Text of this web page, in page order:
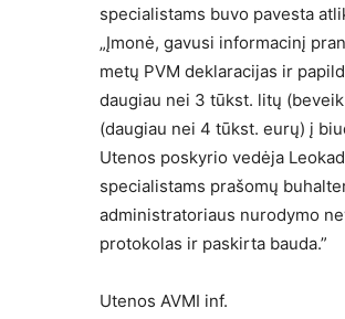
specialistams buvo pavesta
„Įmonė, gavusi informacinį
metų PVM deklaracijas ir
daugiau nei 3 tūkst. litų
(daugiau nei 4 tūkst. eurų) į
Utenos poskyrio vedėja
specialistams prašomų
administratoriaus nurodymo
protokolas ir paskirta bauda.”
Utenos AVMI inf.